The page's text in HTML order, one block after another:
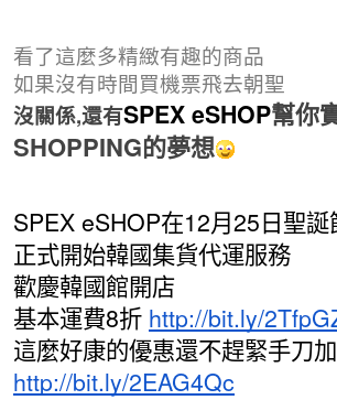
看了這麼多精緻有趣的商品
如果沒有時間買機票飛去朝聖
沒關係,還有SPEX eSHOP幫你
SHOPPING的夢想
SPEX eSHOP在12月25日聖誕
正式開始韓國集貨代運服務
歡慶韓國館開店
基本運費8折 http://bit.ly/
這麼好康的優惠還不趕緊手刀
http://bit.ly/2EAG4Qc